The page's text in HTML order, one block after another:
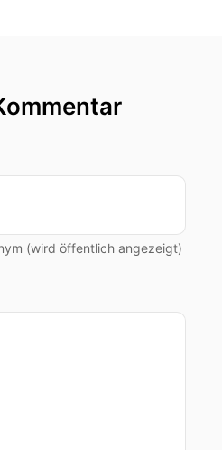
(wird öffentlich angezeigt)